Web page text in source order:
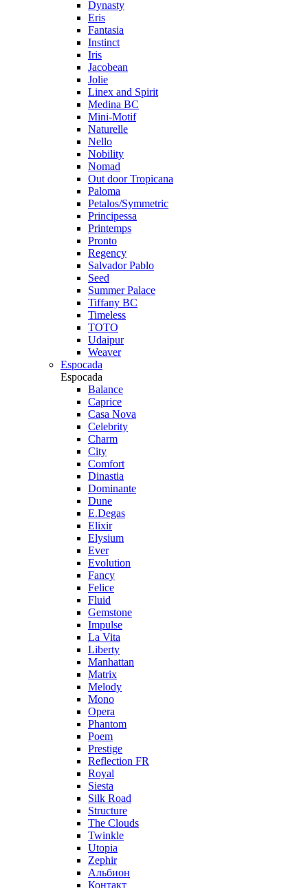
Dynasty
Eris
Fantasia
Instinct
Iris
Jacobean
Jolie
Linex and Spirit
Medina BC
Mini-Motif
Naturelle
Nello
Nobility
Nomad
Out door Tropicana
Paloma
Petalos/Symmetric
Principessa
Printemps
Pronto
Regency
Salvador Pablo
Seed
Summer Palace
Tiffany BC
Timeless
TOTO
Udaipur
Weaver
Espocada
Espocada
Balance
Caprice
Casa Nova
Celebrity
Charm
City
Comfort
Dinastia
Dominante
Dune
E.Degas
Elixir
Elysium
Ever
Evolution
Fancy
Felice
Fluid
Gemstone
Impulse
La Vita
Liberty
Manhattan
Matrix
Melody
Mono
Opera
Phantom
Poem
Prestige
Reflection FR
Royal
Siesta
Silk Road
Structure
The Clouds
Twinkle
Utopia
Zephir
Альбион
Контакт